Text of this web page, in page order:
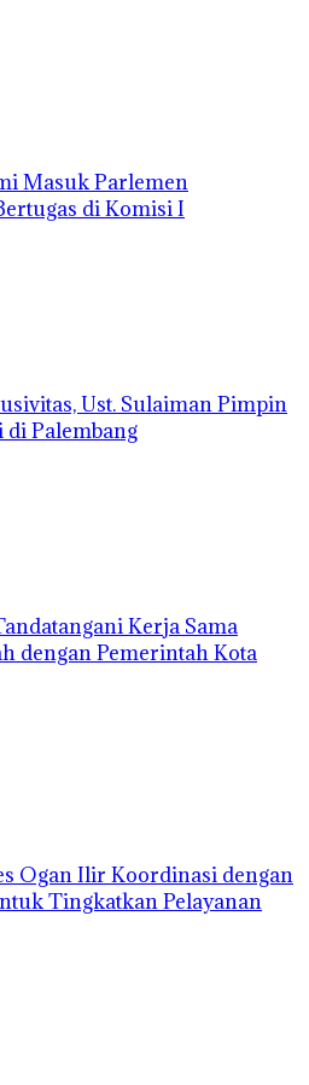
Masuk Parlemen
di Komisi I
Ust. Sulaiman Pimpin
Palembang
Kerja Sama
dengan Pemerintah Kota
Ogan Ilir Koordinasi dengan
Tingkatkan Pelayanan